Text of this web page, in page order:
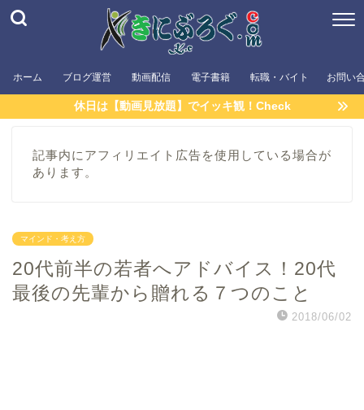
ホーム ブログ運営 動画配信 電子書籍 転職・バイト お問い
休日は【動画見放題】でイッキ観！Check
記事内にアフィリエイト広告を使用している場合が
あります。
マインド・考え方
20代前半の若者へアドバイス！20代
最後の先輩から贈れる７つのこと
2018/06/02